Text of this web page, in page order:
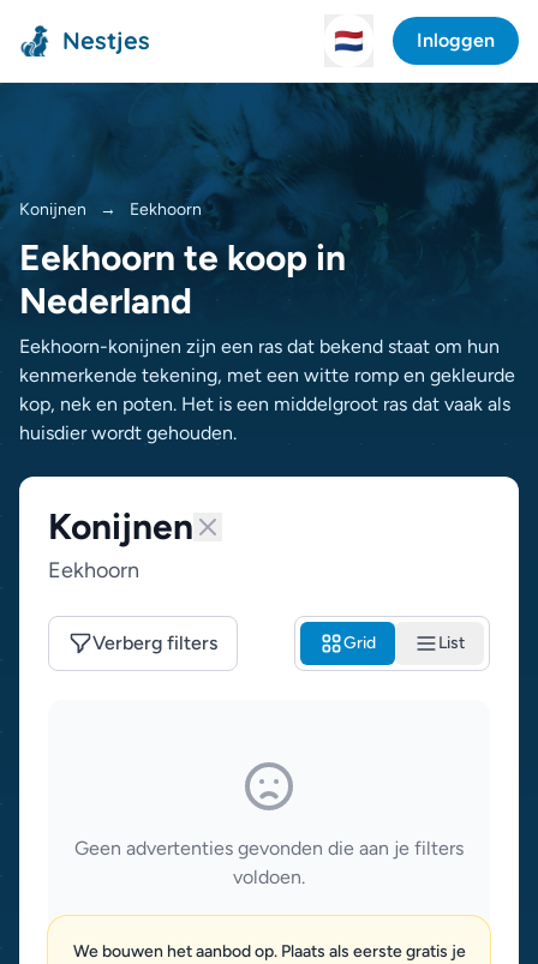
Nestjes 🇳🇱 Inloggen
Konijnen → Eekhoorn
Eekhoorn te koop in
Nederland
Eekhoorn-konijnen zijn een ras dat bekend staat om hun
kenmerkende tekening, met een witte romp en gekleurde
kop, nek en poten. Het is een middelgroot ras dat vaak als
huisdier wordt gehouden.
Konijnen
Eekhoorn
Verberg filters Grid List
Geen advertenties gevonden die aan je filters
voldoen.
We bouwen het aanbod op. Plaats als eerste gratis je